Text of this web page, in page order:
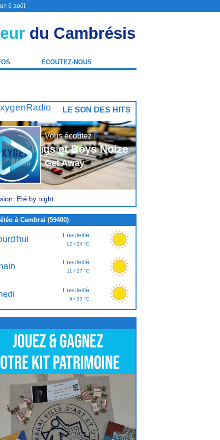
6 août
du Cambrésis
ECOUTEZ-NOUS
LE SON DES HITS
Vous écoutez :
Kungs et Boys Noize
Get Away
Eté by night
à Cambrai (59400)
Ensoleillé
12 / 24 °C
Ensoleillé
11 / 27 °C
Ensoleillé
9 / 33 °C